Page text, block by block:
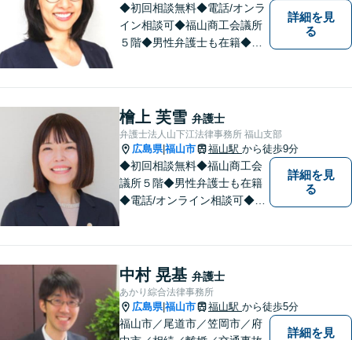
◆初回相談無料◆電話/オンラ
イン相談可◆福山商工会議所
５階◆男性弁護士も在籍◆離
ど。話しにくいことも安心し
てご相談ください。あなたの
気持ちに寄り添い、丁寧にお
応えします。
詳細を見
る
檜上 芙雪 弁護士
弁護士法人山下江法律事務所 福山支部
広島県|福山市 福山駅 から徒歩9分
◆初回相談無料◆福山商工会
議所５階◆男性弁護士も在籍
◆電話/オンライン相談可◆離
話しにくいことも安心してご
相談ください。あなたの気持
ちに寄り添い、丁寧にお応え
します。
詳細を見
る
中村 晃基 弁護士
あかり綜合法律事務所
広島県|福山市 福山駅 から徒歩5分
福山市／尾道市／笠岡市／府
詳細を見